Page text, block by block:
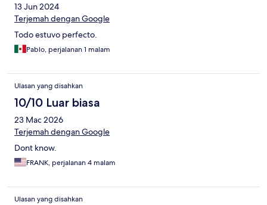
13 Jun 2024
Terjemah dengan Google
Todo estuvo perfecto.
Pablo, perjalanan 1 malam
Ulasan yang disahkan
10/10 Luar biasa
23 Mac 2026
Terjemah dengan Google
Dont know.
FRANK, perjalanan 4 malam
Ulasan yang disahkan